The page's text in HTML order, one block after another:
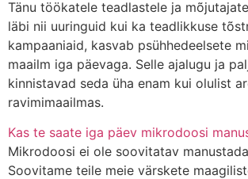
Tänu töökatele teadlastele ja
läbi nii uuringuid kui ka teadlikkuse
kampaaniaid, kasvab psühhedeelsete
maailm iga päevaga. Selle ajalugu ja
kinnistavad seda üha enam kui olulist
ravimimaailmas.
Kas te saate iga päev mikrodoosi
Mikrodoosi ei ole soovitatav
Soovitame teile meie värskete